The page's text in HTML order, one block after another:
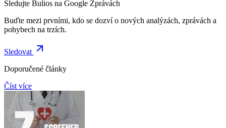
Sledujte Bulios na Google Zprávách
Buďte mezi prvními, kdo se dozví o nových analýzách, zprávách a
pohybech na trzích.
Sledovat
Doporučené články
Číst více